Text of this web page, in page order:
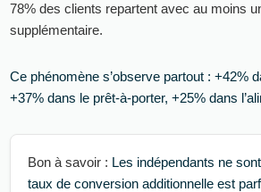
78% des clients repartent avec au moins
supplémentaire.
Ce phénomène s’observe partout : +42%
+37% dans le prêt-à-porter, +25% dans
Bon à savoir : Les indépendants ne
taux de conversion additionnelle est